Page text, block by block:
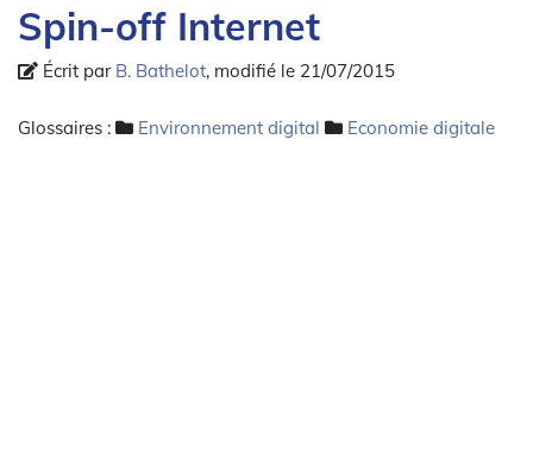
Spin-off Internet
Écrit par B. Bathelot, modifié le 21/07/2015
Glossaires : Environnement digital Economie digitale